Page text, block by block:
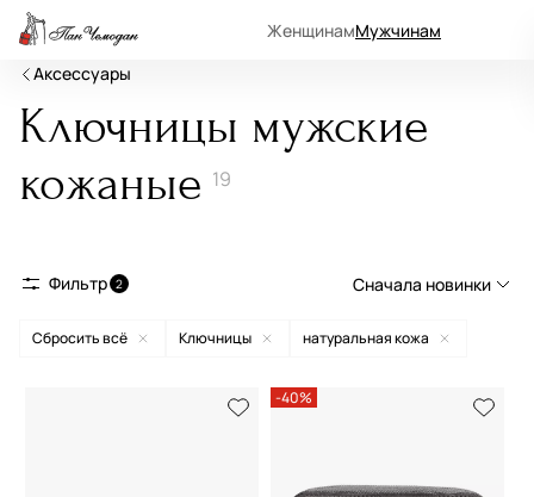
ЖенщинамМужчинам
Аксессуары
Ключницы мужские
кожаные 19
Фильтр 2 Сначала новинки
Сначала новинки
Сначала популярные
Сбросить всё Ключницы натуральная кожа
-40%